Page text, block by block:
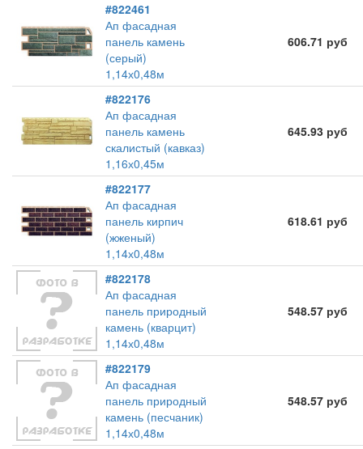
#822461
Ап фасадная
панель камень
(серый)
1,14х0,48м
606.71 руб
#822176
Ап фасадная
панель камень
скалистый (кавказ)
1,16х0,45м
645.93 руб
#822177
Ап фасадная
панель кирпич
(жженый)
1,14х0,48м
618.61 руб
#822178
Ап фасадная
панель природный
камень (кварцит)
1,14х0,48м
548.57 руб
#822179
Ап фасадная
панель природный
камень (песчаник)
1,14х0,48м
548.57 руб